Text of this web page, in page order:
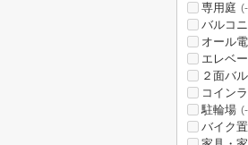
専用庭
バルコ
オール
エレベ
２面バ
コイン
駐輪場
バイク